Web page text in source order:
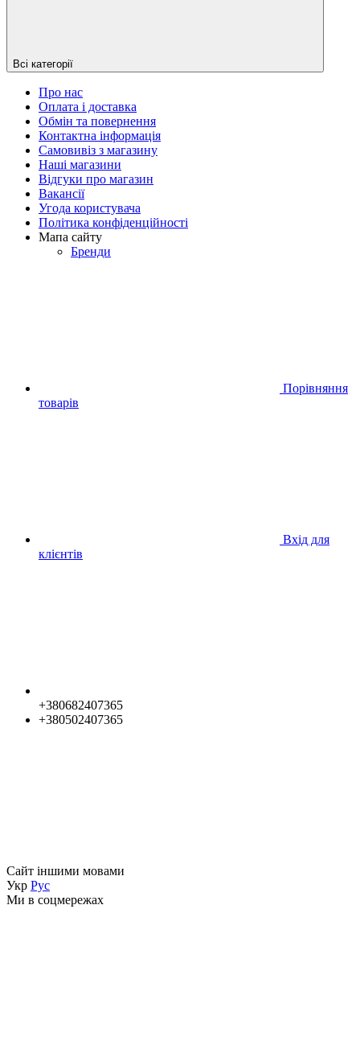
Всі категорії
Про нас
Оплата і доставка
Обмін та повернення
Контактна інформація
Самовивіз з магазину
Наші магазини
Відгуки про магазин
Вакансії
Угода користувача
Політика конфіденційності
Мапа сайту
Бренди
Порівняння
товарів
Вхід для
клієнтів
+380682407365
+380502407365
Сайт іншими мовами
Укр Рус
Ми в соцмережах